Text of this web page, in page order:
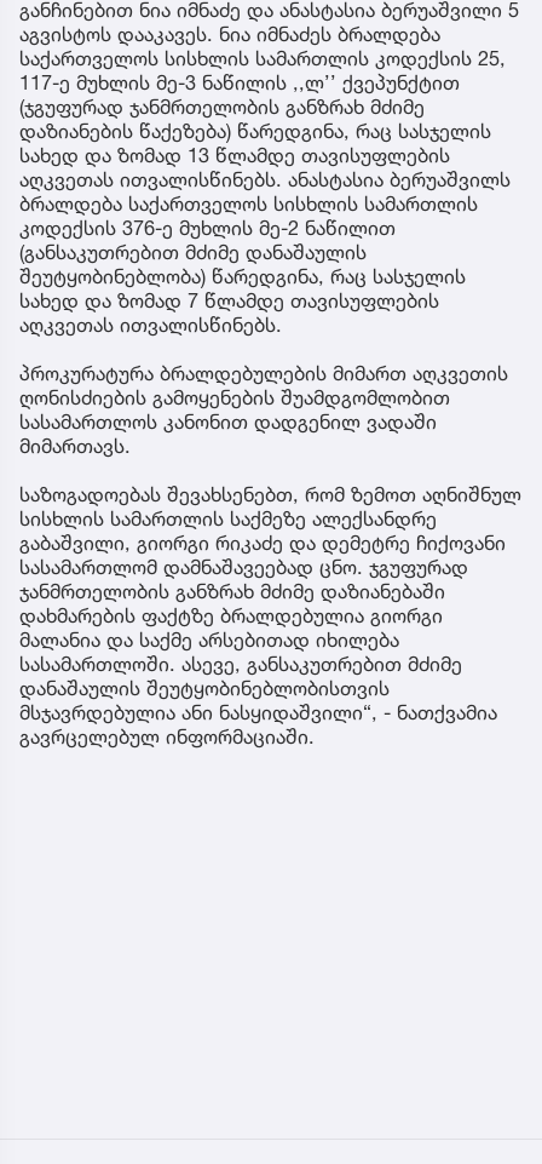
განჩინებით ნია იმნაძე და ანასტასია ბერუაშვილი 5
აგვისტოს დააკავეს. ნია იმნაძეს ბრალდება
საქართველოს სისხლის სამართლის კოდექსის 25,
117-ე მუხლის მე-3 ნაწილის ,,ლ’’ ქვეპუნქტით
(ჯგუფურად ჯანმრთელობის განზრახ მძიმე
დაზიანების წაქეზება) წარედგინა, რაც სასჯელის
სახედ და ზომად 13 წლამდე თავისუფლების
აღკვეთას ითვალისწინებს. ანასტასია ბერუაშვილს
ბრალდება საქართველოს სისხლის სამართლის
კოდექსის 376-ე მუხლის მე-2 ნაწილით
(განსაკუთრებით მძიმე დანაშაულის
შეუტყობინებლობა) წარედგინა, რაც სასჯელის
სახედ და ზომად 7 წლამდე თავისუფლების
აღკვეთას ითვალისწინებს.
პროკურატურა ბრალდებულების მიმართ აღკვეთის
ღონისძიების გამოყენების შუამდგომლობით
სასამართლოს კანონით დადგენილ ვადაში
მიმართავს.
საზოგადოებას შევახსენებთ, რომ ზემოთ აღნიშნულ
სისხლის სამართლის საქმეზე ალექსანდრე
გაბაშვილი, გიორგი რიკაძე და დემეტრე ჩიქოვანი
სასამართლომ დამნაშავეებად ცნო. ჯგუფურად
ჯანმრთელობის განზრახ მძიმე დაზიანებაში
დახმარების ფაქტზე ბრალდებულია გიორგი
მალანია და საქმე არსებითად იხილება
სასამართლოში. ასევე, განსაკუთრებით მძიმე
დანაშაულის შეუტყობინებლობისთვის
მსჯავრდებულია ანი ნასყიდაშვილი“, - ნათქვამია
გავრცელებულ ინფორმაციაში.